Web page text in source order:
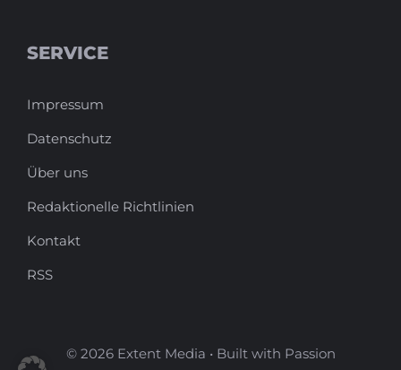
SERVICE
Impressum
Datenschutz
Über uns
Redaktionelle Richtlinien
Kontakt
RSS
© 2026 Extent Media • Built with Passion